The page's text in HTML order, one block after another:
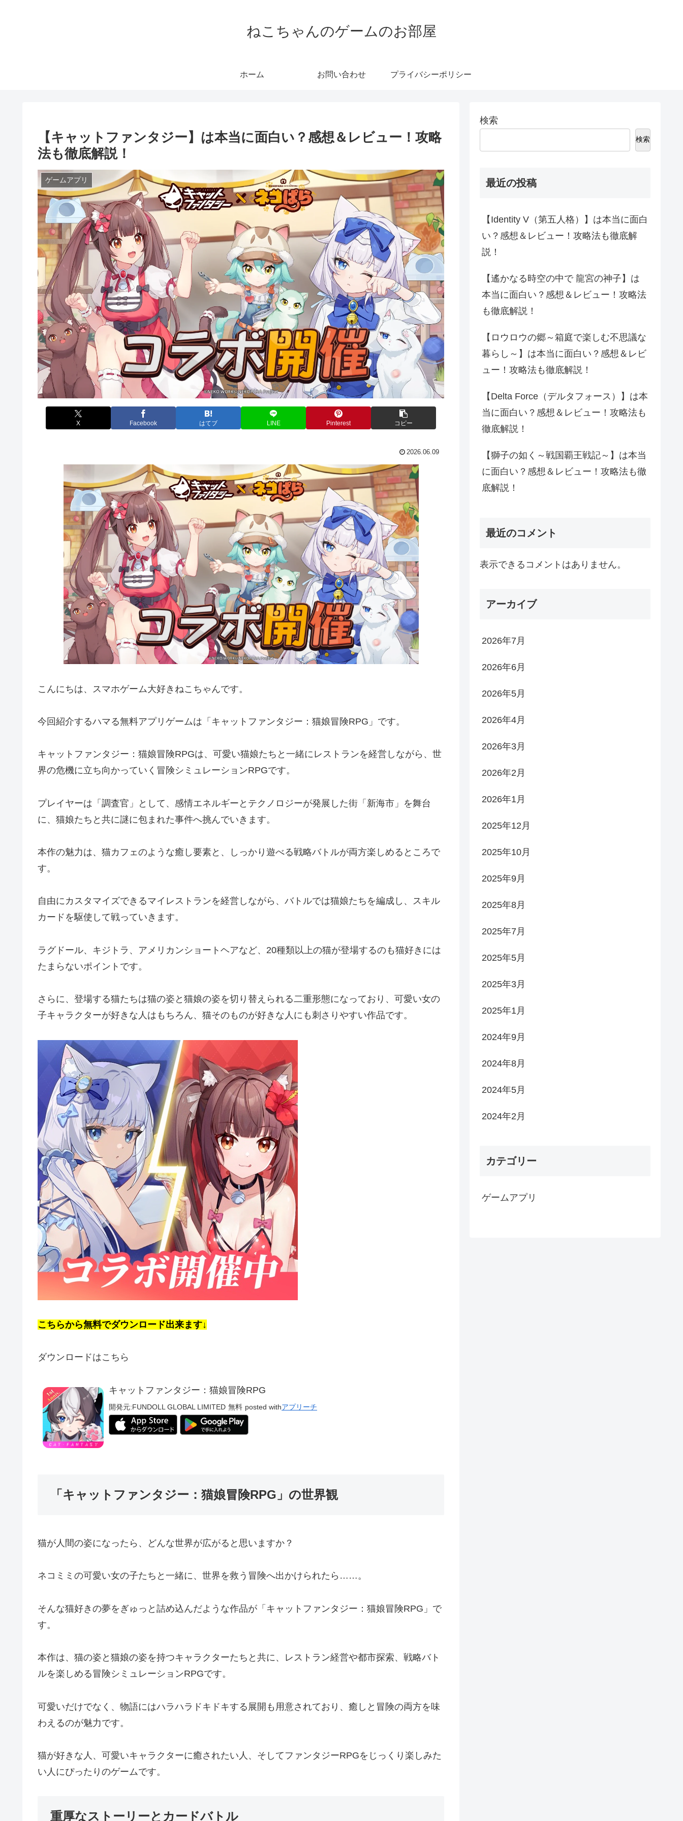
ねこちゃんのゲームのお部屋
ホーム お問い合わせ プライバシーポリシー
【キャットファンタジー】は本当に面白い？感想＆レビュー！攻略
法も徹底解説！
ゲームアプリ
X Facebook はてブ LINE Pinterest コピー
2026.06.09
こんにちは、スマホゲーム大好きねこちゃんです。
今回紹介するハマる無料アプリゲームは「キャットファンタジー：猫娘冒険RPG」です。
キャットファンタジー：猫娘冒険RPGは、可愛い猫娘たちと一緒にレストランを経営しながら、世
界の危機に立ち向かっていく冒険シミュレーションRPGです。
プレイヤーは「調査官」として、感情エネルギーとテクノロジーが発展した街「新海市」を舞台
に、猫娘たちと共に謎に包まれた事件へ挑んでいきます。
本作の魅力は、猫カフェのような癒し要素と、しっかり遊べる戦略バトルが両方楽しめるところで
す。
自由にカスタマイズできるマイレストランを経営しながら、バトルでは猫娘たちを編成し、スキル
カードを駆使して戦っていきます。
ラグドール、キジトラ、アメリカンショートヘアなど、20種類以上の猫が登場するのも猫好きには
たまらないポイントです。
さらに、登場する猫たちは猫の姿と猫娘の姿を切り替えられる二重形態になっており、可愛い女の
子キャラクターが好きな人はもちろん、猫そのものが好きな人にも刺さりやすい作品です。
こちらから無料でダウンロード出来ます↓
ダウンロードはこちら
キャットファンタジー：猫娘冒険RPG
開発元:FUNDOLL GLOBAL LIMITED 無料 posted withアプリーチ
「キャットファンタジー：猫娘冒険RPG」の世界観
猫が人間の姿になったら、どんな世界が広がると思いますか？
ネコミミの可愛い女の子たちと一緒に、世界を救う冒険へ出かけられたら……。
そんな猫好きの夢をぎゅっと詰め込んだような作品が「キャットファンタジー：猫娘冒険RPG」で
す。
本作は、猫の姿と猫娘の姿を持つキャラクターたちと共に、レストラン経営や都市探索、戦略バト
ルを楽しめる冒険シミュレーションRPGです。
可愛いだけでなく、物語にはハラハラドキドキする展開も用意されており、癒しと冒険の両方を味
わえるのが魅力です。
猫が好きな人、可愛いキャラクターに癒されたい人、そしてファンタジーRPGをじっくり楽しみた
い人にぴったりのゲームです。
重厚なストーリーとカードバトル
検索
検索
最近の投稿
【Identity V（第五人格）】は本当に面白
い？感想＆レビュー！攻略法も徹底解
説！
【遙かなる時空の中で 龍宮の神子】は
本当に面白い？感想＆レビュー！攻略法
も徹底解説！
【ロウロウの郷～箱庭で楽しむ不思議な
暮らし～】は本当に面白い？感想＆レビ
ュー！攻略法も徹底解説！
【Delta Force（デルタフォース）】は本
当に面白い？感想＆レビュー！攻略法も
徹底解説！
【獅子の如く～戦国覇王戦記～】は本当
に面白い？感想＆レビュー！攻略法も徹
底解説！
最近のコメント
表示できるコメントはありません。
アーカイブ
2026年7月
2026年6月
2026年5月
2026年4月
2026年3月
2026年2月
2026年1月
2025年12月
2025年10月
2025年9月
2025年8月
2025年7月
2025年5月
2025年3月
2025年1月
2024年9月
2024年8月
2024年5月
2024年2月
カテゴリー
ゲームアプリ